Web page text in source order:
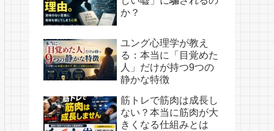
か？
ユング心理学が教え
る：本当に「目覚めた
人」だけが持つ9つの
静かな特徴
筋トレで筋肉は成長し
ない？本当に筋肉が大
きくなる仕組みとは